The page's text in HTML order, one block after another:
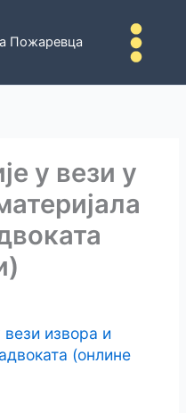
Пожаревца
у вези у
извора и
(онлине